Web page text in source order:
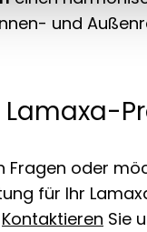
und
Lamaxa-
Fragen oder
für Ihr
Kontaktieren Sie